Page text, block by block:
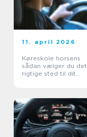
11. april 2026
Køreskole horsens
sådan vælger du det
rigtige sted til dit